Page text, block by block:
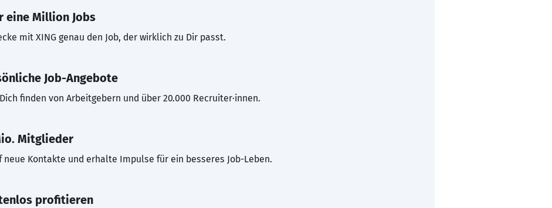
eine Million Jobs
mit XING genau den Job, der wirklich zu Dir passt.
Job-Angebote
finden von Arbeitgebern und über 20.000 Recruiter·innen.
Mitglieder
neue Kontakte und erhalte Impulse für ein besseres Job-Leben.
profitieren